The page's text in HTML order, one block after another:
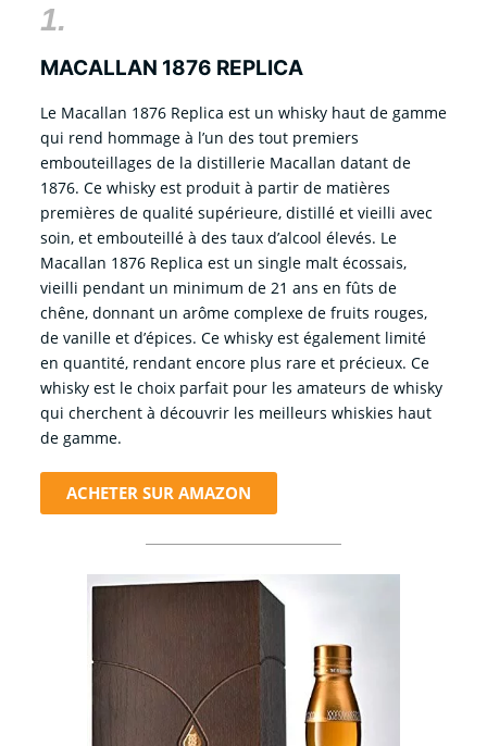
1.
MACALLAN 1876 REPLICA
Le Macallan 1876 Replica est un whisky haut de gamme
qui rend hommage à l’un des tout premiers
embouteillages de la distillerie Macallan datant de
1876. Ce whisky est produit à partir de matières
premières de qualité supérieure, distillé et vieilli avec
soin, et embouteillé à des taux d’alcool élevés. Le
Macallan 1876 Replica est un single malt écossais,
vieilli pendant un minimum de 21 ans en fûts de
chêne, donnant un arôme complexe de fruits rouges,
de vanille et d’épices. Ce whisky est également limité
en quantité, rendant encore plus rare et précieux. Ce
whisky est le choix parfait pour les amateurs de whisky
qui cherchent à découvrir les meilleurs whiskies haut
de gamme.
ACHETER SUR AMAZON